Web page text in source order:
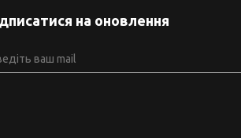
на оновлення